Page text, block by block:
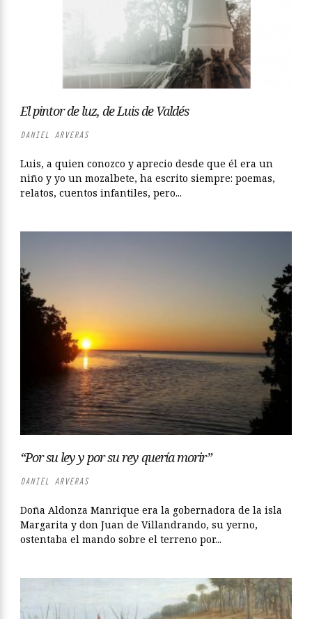
El pintor de luz, de Luis de Valdés
DANIEL ARVERAS
Luis, a quien conozco y aprecio desde que él era un
niño y yo un mozalbete, ha escrito siempre: poemas,
relatos, cuentos infantiles, pero...
“Por su ley y por su rey quería morir”
DANIEL ARVERAS
Doña Aldonza Manrique era la gobernadora de la isla
Margarita y don Juan de Villandrando, su yerno,
ostentaba el mando sobre el terreno por...